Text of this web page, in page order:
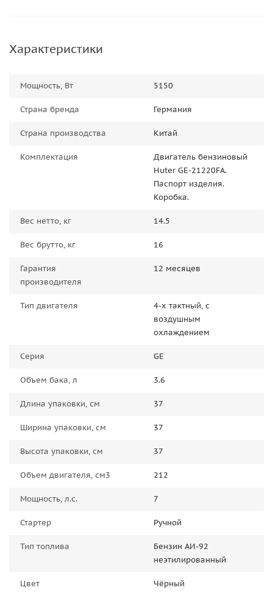
Характеристики
Мощность, Вт 5150
Страна бренда Германия
Страна производства Китай
Комплектация
Двигатель бензиновый
Huter GE-21220FА.
Паспорт изделия.
Коробка.
Вес нетто, кг 14.5
Вес брутто, кг 16
Гарантия
производителя
12 месяцев
Тип двигателя
4-х тактный, с
воздушным
охлаждением
Серия GE
Объем бака, л 3.6
Длина упаковки, см 37
Ширина упаковки, см 37
Высота упаковки, см 37
Объем двигателя, см3 212
Мощность, л.с. 7
Стартер Ручной
Тип топлива
Бензин АИ-92
неэтилированный
Цвет Чёрный